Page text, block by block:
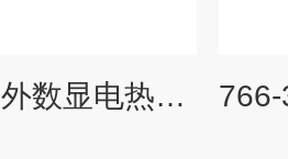
766-0AS远红外数显电热干燥箱，烘箱，老化箱